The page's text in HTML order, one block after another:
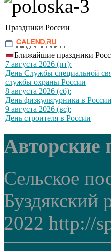
Праздники России
Ближайшие праздники
7 августа 2026 (пт):
День Службы специальной
службы охраны России
8 августа 2026 (сб):
День физкультурника в России
9 августа 2026 (вс):
День строителя в России
Авторские
Сельское
Буздякский
2022 http://